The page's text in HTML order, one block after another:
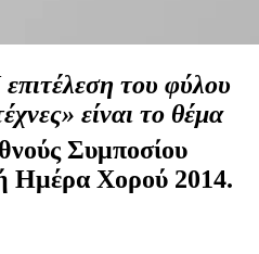
του φύλου
» είναι το θέμα
Συμποσίου
Ημέρα Χορού 2014.